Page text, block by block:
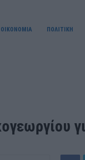
OIKONOMIA ΠΟΛΙΤΙΚΗ